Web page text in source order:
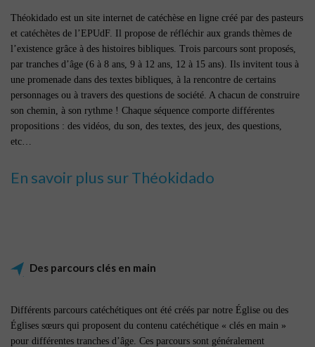
Théokidado est un site internet de catéchèse en ligne créé par des pasteurs
et catéchètes de l’EPUdF. Il propose de réfléchir aux grands thèmes de
l’existence grâce à des histoires bibliques. Trois parcours sont proposés,
par tranches d’âge (6 à 8 ans, 9 à 12 ans, 12 à 15 ans). Ils invitent tous à
une promenade dans des textes bibliques, à la rencontre de certains
personnages ou à travers des questions de société. A chacun de construire
son chemin, à son rythme ! Chaque séquence comporte différentes
propositions : des vidéos, du son, des textes, des jeux, des questions,
etc…
En savoir plus sur Théokidado
Des parcours clés en main
Différents parcours catéchétiques ont été créés par notre Église ou des
Églises sœurs qui proposent du contenu catéchétique « clés en main »
pour différentes tranches d’âge. Ces parcours sont généralement